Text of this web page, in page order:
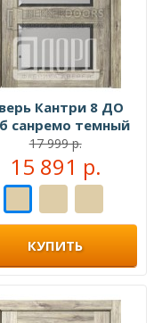
Кантри 8 ДО
санремо темный
Фацет
17 999 р.
15 891 р.
КУПИТЬ